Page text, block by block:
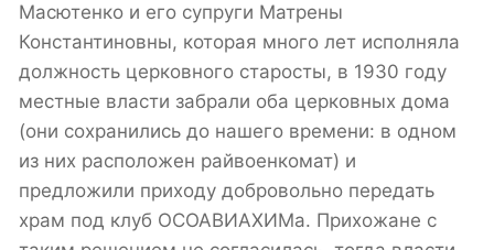
Масютенко и его супруги Матрены
Константиновны, которая много лет исполняла
должность церковного старосты, в 1930 году
местные власти забрали оба церковных дома
(они сохранились до нашего времени: в одном
из них расположен райвоенкомат) и
предложили приходу добровольно передать
храм под клуб ОСОАВИАХИМа. Прихожане с